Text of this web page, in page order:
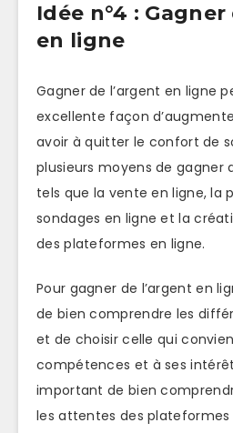
Idée n°4 :
en ligne
Gagner de l’argent en ligne
excellente façon
avoir à quitter le confort de
plusieurs moyens de gagner
tels que la vente en ligne, la
sondages en ligne et la
des plateformes en ligne.
Pour gagner de l’argent en
de bien comprendre les
et de choisir celle qui
compétences et à ses
important de bien
les attentes des plateformes